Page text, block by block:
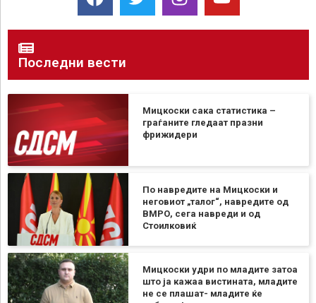
Последни вести
Мицкоски сака статистика –
граѓаните гледаат празни
фрижидери
По навредите на Мицкоски и
неговиот „талог“, навредите од
ВМРО, сега навреди и од
Стоилковиќ
Мицкоски удри по младите затоа
што ја кажаа вистината, младите
не се плашат- младите ќе